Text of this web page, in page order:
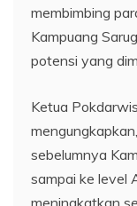
membimbing
Kampuang
potensi yang
Ketua
sebelumnya
sampai ke level
meningkatkan